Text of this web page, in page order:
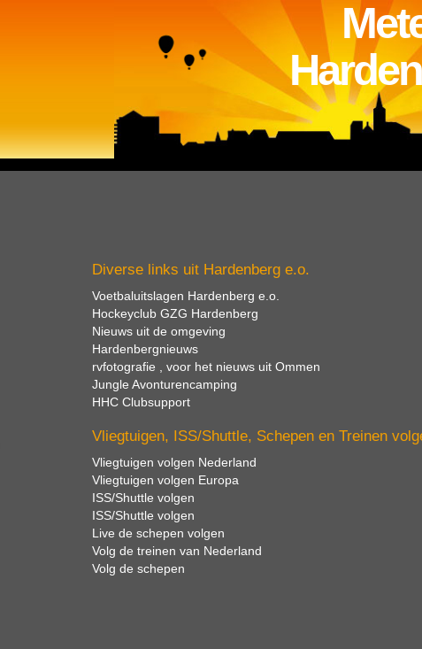
Diverse links uit Hardenberg e.o.
Voetbaluitslagen Hardenberg e.o.
Hockeyclub GZG Hardenberg
Nieuws uit de omgeving
Hardenbergnieuws
rvfotografie , voor het nieuws uit Ommen
Jungle Avonturencamping
HHC Clubsupport
Vliegtuigen, ISS/Shuttle, Schepen en Treinen
Vliegtuigen volgen Nederland
Vliegtuigen volgen Europa
ISS/Shuttle volgen
ISS/Shuttle volgen
Live de schepen volgen
Volg de treinen van Nederland
Volg de schepen